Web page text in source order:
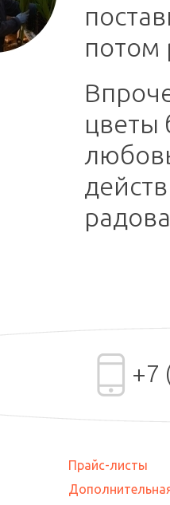
потом
цветы
+7
Прайс-листы